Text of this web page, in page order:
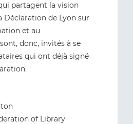
partagent la vision
Déclaration de Lyon sur
et au
donc, invités à se
qui ont déjà signé
of Library